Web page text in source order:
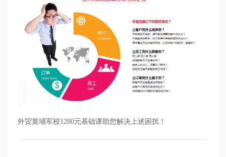
外贸黄埔军校1280元基础课助您解决上述困扰！